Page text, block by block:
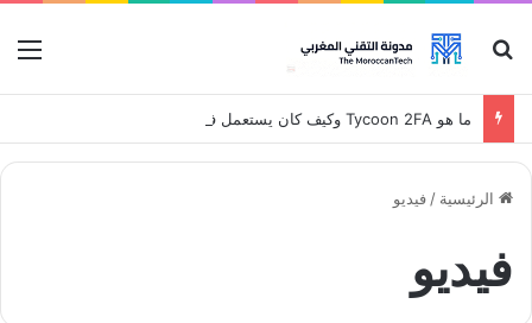
بحث عن
ما هو Tycoon 2FA وكيف كان يستعمل في الهجمات
الرئيسية / فيديو
فيديو